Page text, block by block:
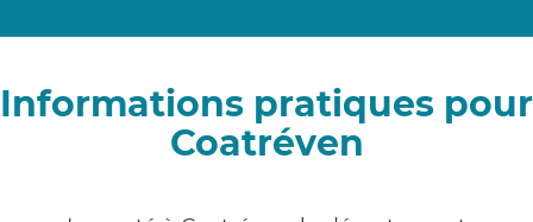
Informations pratiques pour
Coatréven